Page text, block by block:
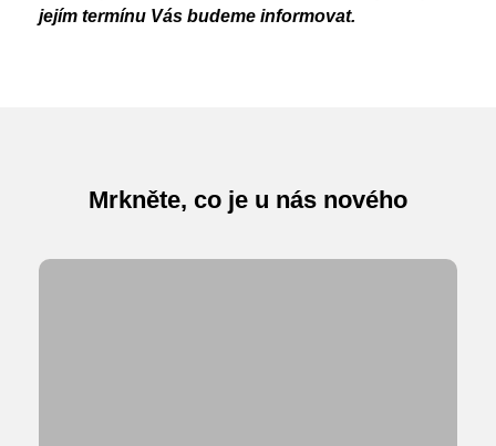
jejím termínu Vás budeme informovat.
Mrkněte, co je u nás nového